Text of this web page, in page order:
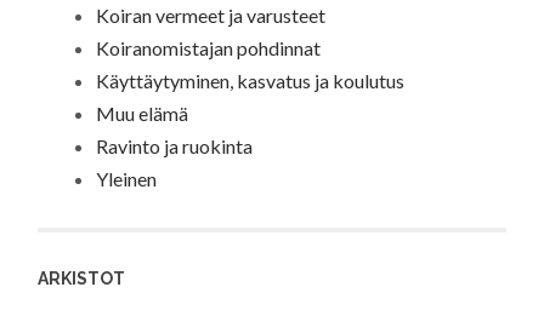
Koiran vermeet ja varusteet
Koiranomistajan pohdinnat
Käyttäytyminen, kasvatus ja koulutus
Muu elämä
Ravinto ja ruokinta
Yleinen
ARKISTOT